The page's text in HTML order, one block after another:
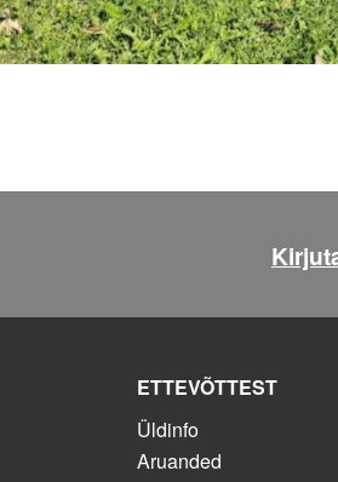
ETTEVÕTTEST
Üldinfo
Aruanded